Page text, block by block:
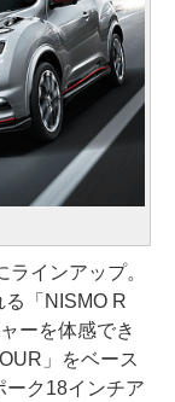
インアップ。
「NISMO R
ーを体感でき
」をベース
ーク18インチア